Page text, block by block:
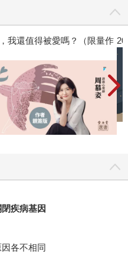
明斯博士從細胞生物學角
生的「壞能量」，才是導
只要讓細胞獲得「好能
川普新任醫務總監的健康策
普提名凱西・明斯為新任醫
利・明斯在代謝健康領域
（Make America
這對兄妹驚人發現的總
了嶄新解方。 全面修復代
釋代謝與慢性病的關係，
奏、環境等面向，提供正
套實用的「4週好能量計
生俱來的自癒力發揮到極
品質，本書將是你必讀的
我還值得被愛嗎？（限量作
疾病基因
各不相同